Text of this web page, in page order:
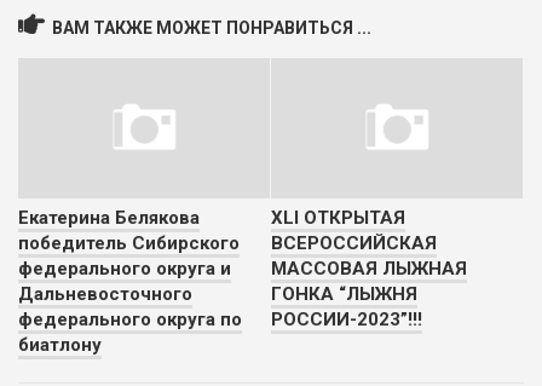
ВАМ ТАКЖЕ МОЖЕТ ПОНРАВИТЬСЯ ...
Екатерина Белякова
победитель Сибирского
федерального округа и
Дальневосточного
федерального округа по
биатлону
XLI ОТКРЫТАЯ
ВСЕРОССИЙСКАЯ
МАССОВАЯ ЛЫЖНАЯ
ГОНКА “ЛЫЖНЯ
РОССИИ-2023”!!!